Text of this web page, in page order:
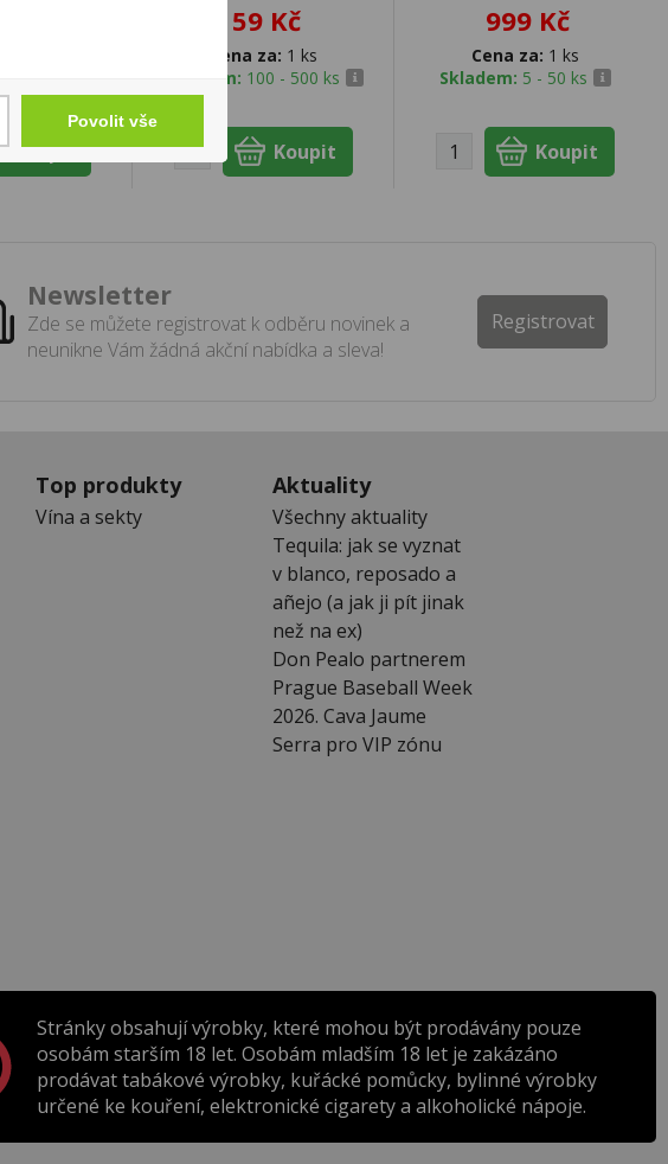
59 Kč
Cena za: 1 ks
Skladem: 100 - 500 ks
999 Kč
Cena za: 1 ks
Skladem: 5 - 50 ks
Newsletter
Zde se můžete registrovat k odběru novinek a
neunikne Vám žádná akční nabídka a sleva!
Registrovat
Top produkty
Vína a sekty
Aktuality
Všechny aktuality
Tequila: jak se vyznat
v blanco, reposado a
añejo (a jak ji pít jinak
než na ex)
Don Pealo partnerem
Prague Baseball Week
2026. Cava Jaume
Serra pro VIP zónu
Stránky obsahují výrobky, které mohou být prodávány pouze
osobám starším 18 let. Osobám mladším 18 let je zakázáno
prodávat tabákové výrobky, kuřácké pomůcky, bylinné výrobky
určené ke kouření, elektronické cigarety a alkoholické nápoje.
Povolit vše